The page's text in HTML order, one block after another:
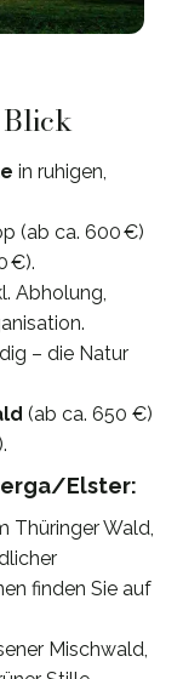
Blick
in ruhigen,
(ab ca. 600 €)
€).
Abholung,
– die Natur
(ab ca. 650 €)
Elster:
Thüringer Wald,
finden Sie auf
Mischwald,